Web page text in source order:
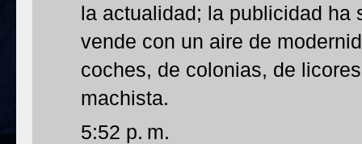
la actualidad; la publicidad ha
vende con un aire de
coches, de colonias, de
machista.
5:52 p. m.